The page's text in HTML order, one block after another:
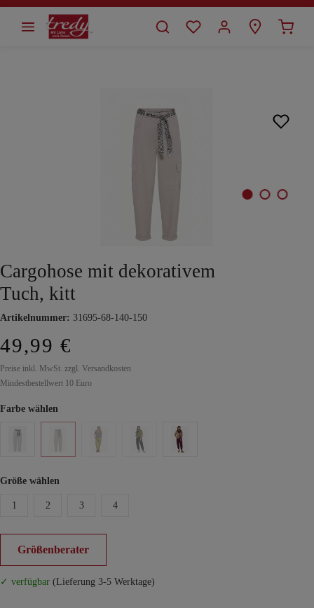
springen
Cargohose mit dekorativem
Tuch, kitt
Artikelnummer: 31695-68-140-150
49,99 €
Preise inkl. MwSt. zzgl. Versandkosten
Mindestbestellwert 10 Euro
Farbe wählen
Größe wählen
1 2 3 4
Größenberater
✓ verfügbar (Lieferung 3-5 Werktage)